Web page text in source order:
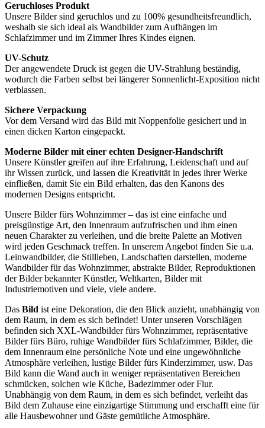
Geruchloses Produkt
Unsere Bilder sind geruchlos und zu 100% gesundheitsfreundlich,
weshalb sie sich ideal als Wandbilder zum Aufhängen im
Schlafzimmer und im Zimmer Ihres Kindes eignen.
UV-Schutz
Der angewendete Druck ist gegen die UV-Strahlung beständig,
wodurch die Farben selbst bei längerer Sonnenlicht-Exposition nicht
verblassen.
Sichere Verpackung
Vor dem Versand wird das Bild mit Noppenfolie gesichert und in
einen dicken Karton eingepackt.
Moderne Bilder mit einer echten Designer-Handschrift
Unsere Künstler greifen auf ihre Erfahrung, Leidenschaft und auf
ihr Wissen zurück, und lassen die Kreativität in jedes ihrer Werke
einfließen, damit Sie ein Bild erhalten, das den Kanons des
modernen Designs entspricht.
Unsere Bilder fürs Wohnzimmer – das ist eine einfache und
preisgünstige Art, den Innenraum aufzufrischen und ihm einen
neuen Charakter zu verleihen, und die breite Palette an Motiven
wird jeden Geschmack treffen. In unserem Angebot finden Sie u.a.
Leinwandbilder, die Stillleben, Landschaften darstellen, moderne
Wandbilder für das Wohnzimmer, abstrakte Bilder, Reproduktionen
der Bilder bekannter Künstler, Weltkarten, Bilder mit
Industriemotiven und viele, viele andere.
Das Bild ist eine Dekoration, die den Blick anzieht, unabhängig von
dem Raum, in dem es sich befindet! Unter unseren Vorschlägen
befinden sich XXL-Wandbilder fürs Wohnzimmer, repräsentative
Bilder fürs Büro, ruhige Wandbilder fürs Schlafzimmer, Bilder, die
dem Innenraum eine persönliche Note und eine ungewöhnliche
Atmosphäre verleihen, lustige Bilder fürs Kinderzimmer, usw. Das
Bild kann die Wand auch in weniger repräsentativen Bereichen
schmücken, solchen wie Küche, Badezimmer oder Flur.
Unabhängig von dem Raum, in dem es sich befindet, verleiht das
Bild dem Zuhause eine einzigartige Stimmung und erschafft eine für
alle Hausbewohner und Gäste gemütliche Atmosphäre.